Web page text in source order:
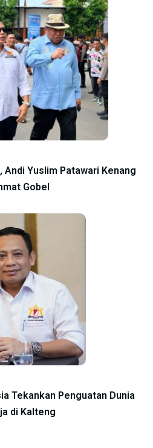
Andi Yuslim Patawari Kenang
Gobel
Tekankan Penguatan Dunia
di Kalteng